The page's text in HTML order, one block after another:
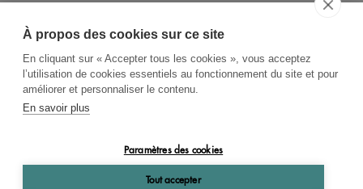
À propos des cookies sur ce site
En cliquant sur « Accepter tous les cookies », vous acceptez
l’utilisation de cookies essentiels au fonctionnement du site et pour
améliorer et personnaliser le contenu.
En savoir plus
Paramètres des cookies
Tout accepter
RECHERCHE THÉMATIQUE
RIGHTS & PERMISSIONS
OK